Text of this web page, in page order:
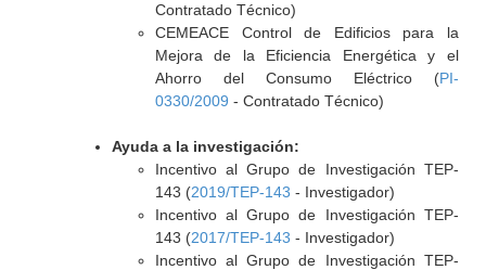
Contratado Técnico)
CEMEACE Control de Edificios para la
Mejora de la Eficiencia Energética y el
Ahorro del Consumo Eléctrico (PI-
0330/2009 - Contratado Técnico)
Ayuda a la investigación:
Incentivo al Grupo de Investigación TEP-
143 (2019/TEP-143 - Investigador)
Incentivo al Grupo de Investigación TEP-
143 (2017/TEP-143 - Investigador)
Incentivo al Grupo de Investigación TEP-